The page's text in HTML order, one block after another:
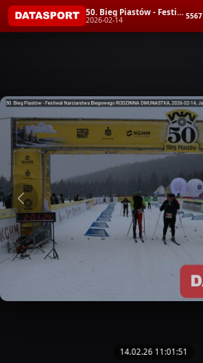
50. Bieg Piastów - Festiwal Narciarstwa Biegowego RODZINNA DWUNASTKA
2026-02-14 5567
14.02.26 11:01:51